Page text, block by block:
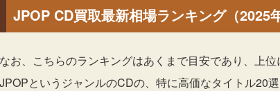
JPOP CD買取最新相場ランキング（2025
なお、こちらのランキングはあくまで目安であり、上
JPOPというジャンルのCDの、特に高価なタイトル20